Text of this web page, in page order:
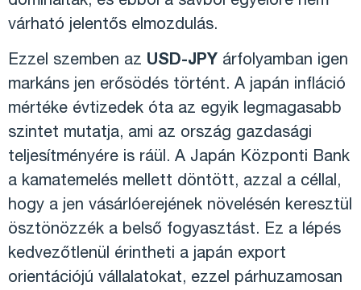
várható jelentős elmozdulás.
Ezzel szemben az USD-JPY árfolyamban igen
markáns jen erősödés történt. A japán infláció
mértéke évtizedek óta az egyik legmagasabb
szintet mutatja, ami az ország gazdasági
teljesítményére is ráül. A Japán Központi Bank
a kamatemelés mellett döntött, azzal a céllal,
hogy a jen vásárlóerejének növelésén keresztül
ösztönözzék a belső fogyasztást. Ez a lépés
kedvezőtlenül érintheti a japán export
orientációjú vállalatokat, ezzel párhuzamosan